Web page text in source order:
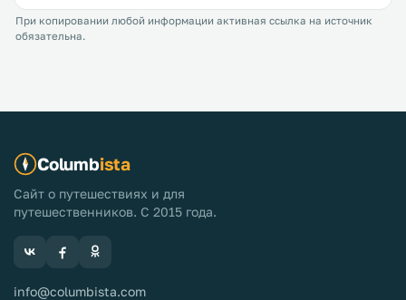
При копировании любой информации активная ссылка на источник
обязательна.
Columbista
Сайт о путешествиях и для
путешественников. С 2015 года.
info@columbista.com